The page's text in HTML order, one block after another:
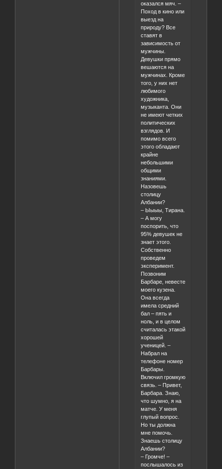
оказался мяч. –
Поход в кино или
выезд на
природу? Все
ставят в
зависимость от
мужчины.
Девушки прямо
вешаются на
мужчинах. Кроме
того, у них нет
любимого
художника,
музыканта. Они
не имеют четких
политических
взглядов. И
помимо всего
этого обладают
крайне
небольшими
общими
знаниями.
Назовешь
столицу
Албании?
– Ыыыы, Тирана.
– А могу
поспорить, что
95% девушек не
знает этого.
Собственно
проведем
эксперимент.
Позвоним
Барбаре, невесте
моего кузена.
Она всегда
имела средний
бал – пять и
ноль, и в целом
считалась этакой
хорошей
ученицей. –
Набрал на
телефоне номер
Барбары.
Включил громкую
связь. – Привет,
Барбара. Знаю,
что шумно, я на
матче. У меня
глупый вопрос.
Но ты должна
мне помочь.
Знаешь столицу
Албании?
– Громче! –
послышалось из